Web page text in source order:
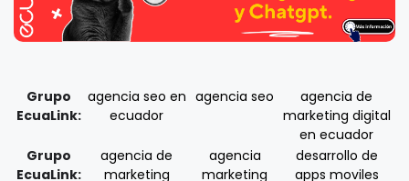
Grupo
EcuaLink:
agencia seo en
ecuador
agencia seo
agencia de
marketing digital
en ecuador
Grupo
EcuaLink:
agencia de
marketing
agencia
marketing
desarrollo de
apps moviles